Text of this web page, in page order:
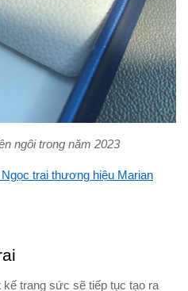
ngôi trong năm 2023
trai thương hiệu Marian
kế trang sức sẽ tiếp tục tạo ra